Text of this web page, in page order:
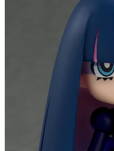
Figuurien
Tapahtumat
Anime-retket
Anohana
Clannad
Elfen
Fate/
Haruhi
Higurashi
Kimi no